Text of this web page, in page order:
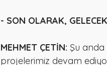
- SON OLARAK,
MEHMET ÇETİN: Şu anda
projelerimiz devam